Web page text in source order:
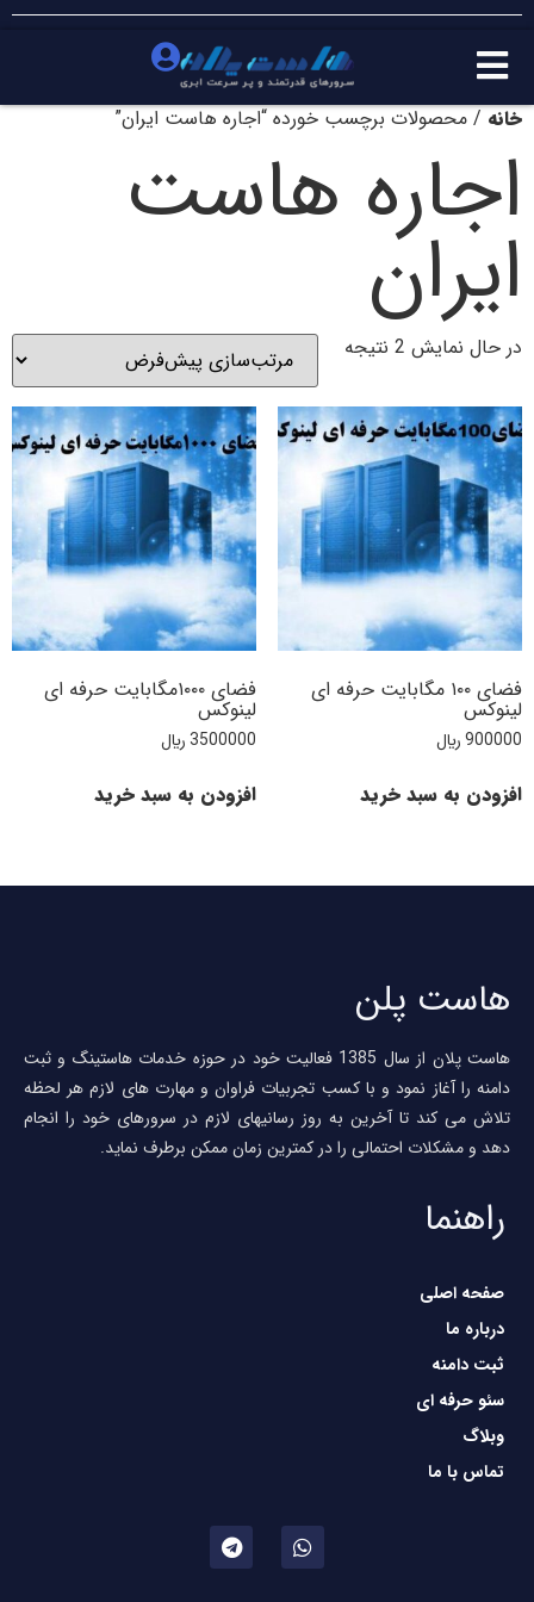
خانه / محصولات برچسب خورده “اجاره هاست ایران”
اجاره هاست
ایران
در حال نمایش 2 نتیجه
فضای ۱۰۰ مگابایت حرفه ای
لینوکس
900000﷼
افزودن به سبد خرید
فضای ۱۰۰۰مگابایت حرفه ای
لینوکس
3500000 ﷼
افزودن به سبد خرید
هاست پلن
هاست پلان از سال 1385 فعالیت خود در حوزه خدمات هاستینگ و ثبت
دامنه را آغاز نمود و با کسب تجربیات فراوان و مهارت های لازم هر لحظه
تلاش می کند تا آخرین به روز رسانیهای لازم در سرورهای خود را انجام
دهد و مشکلات احتمالی را در کمترین زمان ممکن برطرف نماید.
راهنما
صفحه اصلی
درباره ما
ثبت دامنه
سئو حرفه ای
وبلاگ
تماس با ما